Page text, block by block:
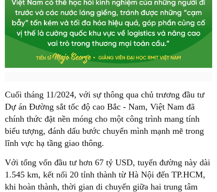
Cuối tháng 11/2024, với sự thông qua chủ trương đầu tư
Dự án Đường sắt tốc độ cao Bắc - Nam, Việt Nam đã
chính thức đặt nền móng cho một công trình mang tính
biểu tượng, đánh dấu bước chuyển mình mạnh mẽ trong
lĩnh vực hạ tầng giao thông.
Với tổng vốn đầu tư hơn 67 tỷ USD, tuyến đường này dài
1.545 km, kết nối 20 tỉnh thành từ Hà Nội đến TP.HCM,
khi hoàn thành, thời gian di chuyển giữa hai trung tâm